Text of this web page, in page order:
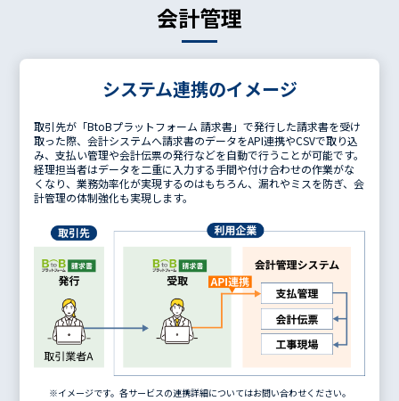
会計管理
システム連携のイメージ
取引先が「BtoBプラットフォーム 請求書」で発行した請求書を受け
取った際、会計システムへ請求書のデータをAPI連携やCSVで取り込
み、支払い管理や会計伝票の発行などを自動で行うことが可能です。
経理担当者はデータを二重に入力する手間や付け合わせの作業がな
くなり、業務効率化が実現するのはもちろん、漏れやミスを防ぎ、会
計管理の体制強化も実現します。
※イメージです。各サービスの連携詳細についてはお問い合わせください。